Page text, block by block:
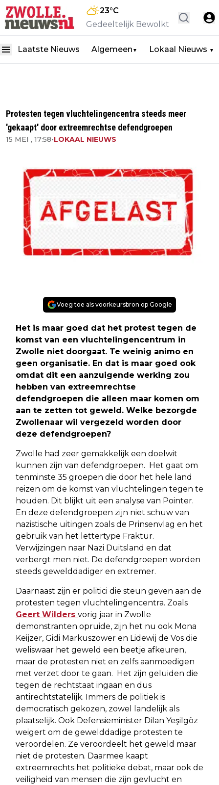
23°C
Gedeeltelijk Bewolkt
Laatste Nieuws Algemeen ▼ Lokaal Nieuws ▼
Protesten tegen vluchtelingencentra steeds meer
'gekaapt' door extreemrechtse defendgroepen
15 MEI , 17:58•LOKAAL NIEUWS
Voeg toe als voorkeursbron op Google
Het is maar goed dat het protest tegen de
komst van een vluchtelingencentrum in
Zwolle niet doorgaat. Te weinig animo en
geen organisatie. En dat is maar goed ook
omdat dit een aanzuigende werking zou
hebben van extreemrechtse
defendgroepen die alleen maar komen om
aan te zetten tot geweld. Welke bezorgde
Zwollenaar wil vergezeld worden door
deze defendgroepen?
Zwolle had zeer gemakkelijk een doelwit
kunnen zijn van defendgroepen. Het gaat om
tenminste 35 groepen die door het hele land
reizen om de komst van vluchtelingen tegen te
houden. Dit blijkt uit een analyse van Pointer.
En deze defendgroepen zijn niet schuw van
nazistische uitingen zoals de Prinsenvlag en het
gebruik van het lettertype Fraktur.
Verwijzingen naar Nazi Duitsland en dat
verbergt men niet. De defendgroepen worden
steeds gewelddadiger en extremer.
Daarnaast zijn er politici die steun geven aan de
protesten tegen vluchtelingencentra. Zoals
Geert Wilders vorig jaar in Zwolle
demonstranten opruide, zijn het nu ook Mona
Keijzer, Gidi Markuszower en Lidewij de Vos die
weliswaar het geweld een beetje afkeuren,
maar de protesten niet en zelfs aanmoedigen
met verzet door te gaan. Het zijn geluiden die
tegen de rechtstaat ingaan en dus
antirechtstatelijk. Immers de politiek is
democratisch gekozen, zowel landelijk als
plaatselijk. Ook Defensieminister Dilan Yeşilgöz
weigert om de gewelddadige protesten te
veroordelen. Ze veroordeelt het geweld maar
niet de protesten. Daarmee kaapt
extreemrechts het politieke debat, maar ook de
veiligheid van mensen die zijn gevlucht en